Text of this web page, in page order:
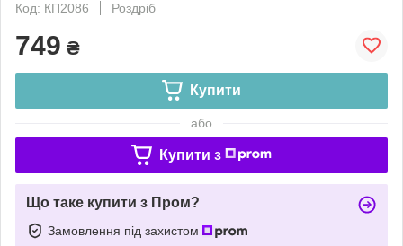
Код: КП2086
Роздріб
749 ₴
Купити
або
Купити з
Що таке купити з Пром?
Замовлення під захистом